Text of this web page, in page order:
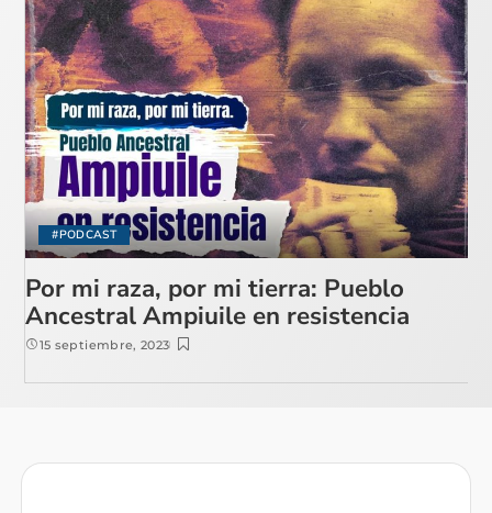
#PODCAST
Por mi raza, por mi tierra: Pueblo
Ancestral Ampiuile en resistencia
15 septiembre, 2023